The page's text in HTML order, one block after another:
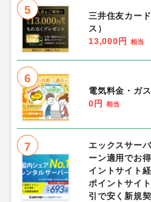
5
三井住友カー
ス）
13,000円
相当
6
電気料金・ガ
0円
相当
7
エックスサー
ーン適用でお
イントサイト
ポイントサイ
引で安く新規